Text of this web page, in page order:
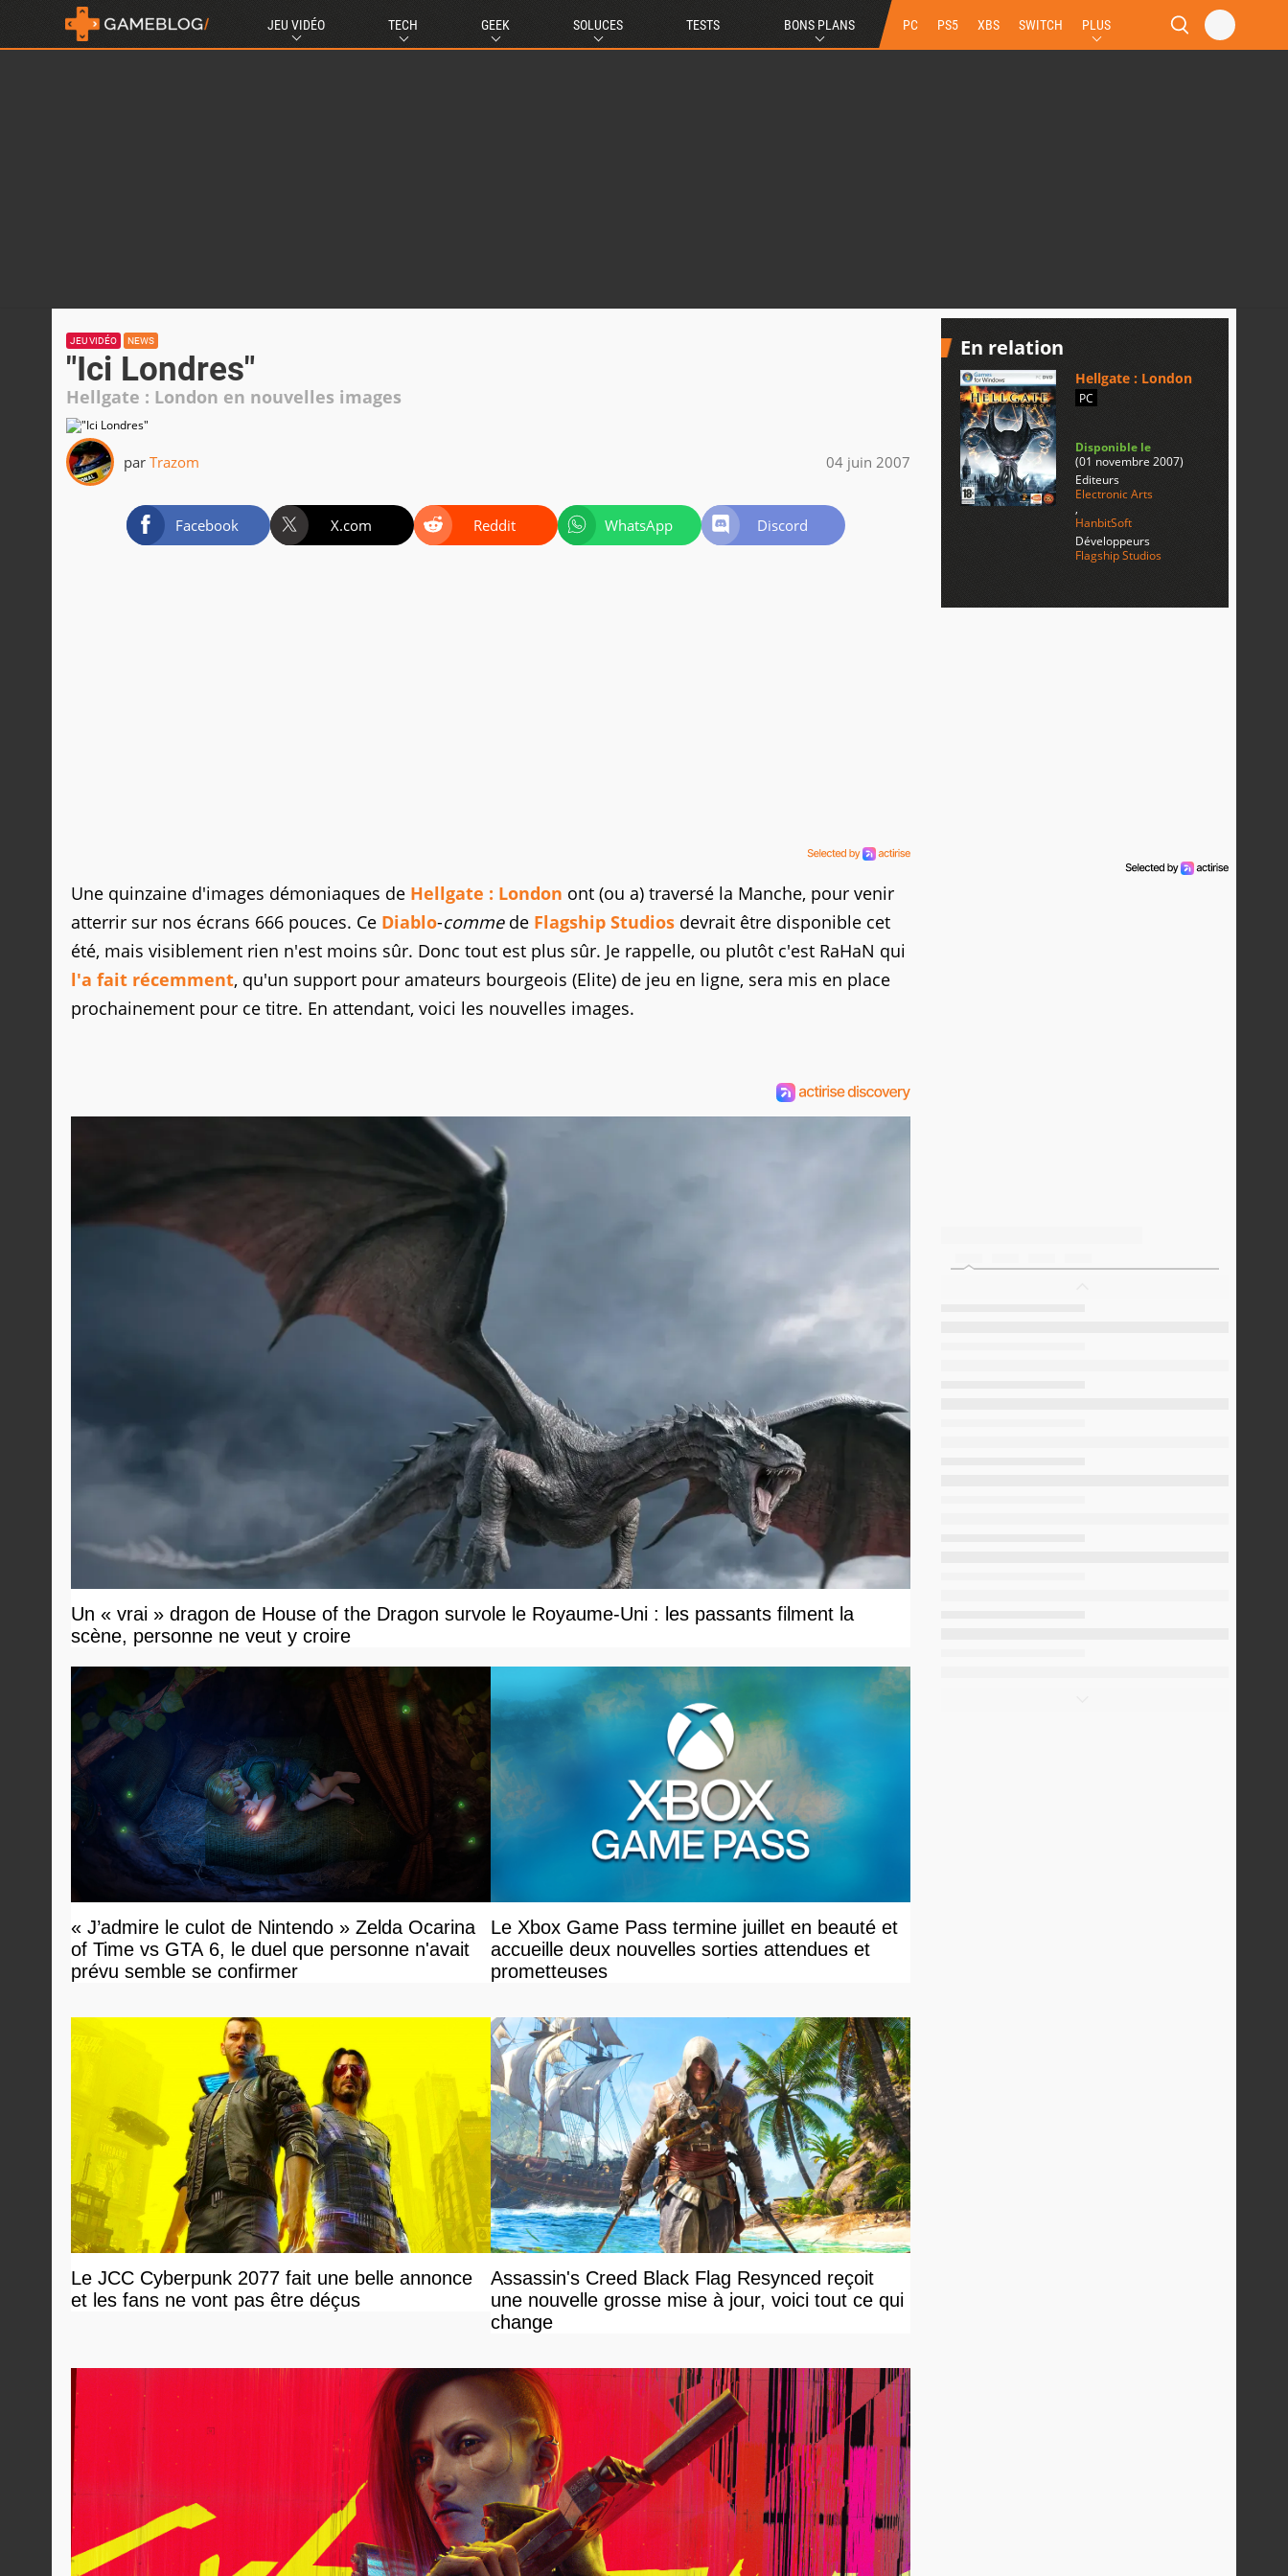
JEU VIDÉO TECH GEEK SOLUCES TESTS BONS PLANS PC PS5 XBS SWITCH PLUS
JEU VIDÉO NEWS
"Ici Londres"
Hellgate : London en nouvelles images
par Trazom 04 juin 2007
Facebook X.com Reddit WhatsApp Discord
Une quinzaine d'images démoniaques de Hellgate : London ont (ou a) traversé la Manche, pour venir
atterrir sur nos écrans 666 pouces. Ce Diablo-commede Flagship Studios devrait être disponible cet
été, mais visiblement rien n'est moins sûr. Donc tout est plus sûr. Je rappelle, ou plutôt c'est RaHaN qui
l'a fait récemment, qu'un support pour amateurs bourgeois (Elite) de jeu en ligne, sera mis en place
prochainement pour ce titre. En attendant, voici les nouvelles images.
Un « vrai » dragon de House of the Dragon survole le Royaume-Uni : les passants filment la
scène, personne ne veut y croire
« J’admire le culot de Nintendo » Zelda Ocarina
of Time vs GTA 6, le duel que personne n'avait
prévu semble se confirmer
Le Xbox Game Pass termine juillet en beauté et
accueille deux nouvelles sorties attendues et
prometteuses
Le JCC Cyberpunk 2077 fait une belle annonce
et les fans ne vont pas être déçus
Assassin's Creed Black Flag Resynced reçoit
une nouvelle grosse mise à jour, voici tout ce qui
change
En relation
Hellgate : London
PC
Disponible le
(01 novembre 2007)
Editeurs
Electronic Arts
,
HanbitSoft
Développeurs
Flagship Studios